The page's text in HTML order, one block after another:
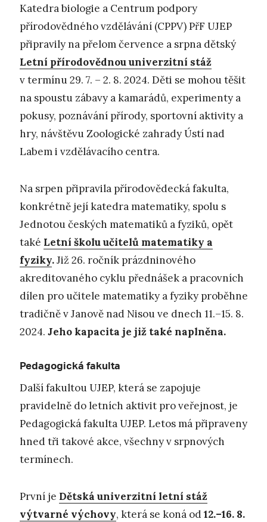
Katedra biologie a Centrum podpory
přírodovědného vzdělávání (CPPV) PřF UJEP
připravily na přelom července a srpna dětský
Letní přírodovědnou univerzitní stáž
v termínu 29. 7. – 2. 8. 2024. Děti se mohou těšit
na spoustu zábavy a kamarádů, experimenty a
pokusy, poznávání přírody, sportovní aktivity a
hry, návštěvu Zoologické zahrady Ústí nad
Labem i vzdělávacího centra.
Na srpen připravila přírodovědecká fakulta,
konkrétně její katedra matematiky, spolu s
Jednotou českých matematiků a fyziků, opět
také Letní školu učitelů matematiky a
fyziky.Již 26. ročník prázdninového
akreditovaného cyklu přednášek a pracovních
dílen pro učitele matematiky a fyziky proběhne
tradičně v Janově nad Nisou ve dnech 11.–15. 8.
2024. Jeho kapacita je již také naplněna.
Pedagogická fakulta
Další fakultou UJEP, která se zapojuje
pravidelně do letních aktivit pro veřejnost, je
Pedagogická fakulta UJEP. Letos má připraveny
hned tři takové akce, všechny v srpnových
termínech.
První je Dětská univerzitní letní stáž
výtvarné výchovy, která se koná od12.–16. 8.